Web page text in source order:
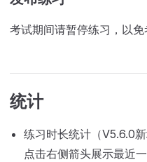
考试期间请暂停练习，以免
统计
练习时长统计（V5.6.0新
点击右侧箭头展示最近